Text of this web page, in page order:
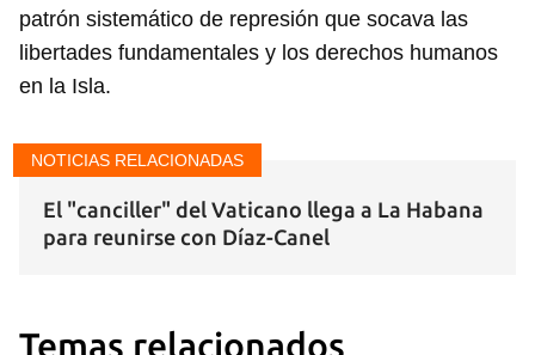
patrón sistemático de represión que socava las
libertades fundamentales y los derechos humanos
en la Isla.
NOTICIAS RELACIONADAS
El "canciller" del Vaticano llega a La Habana
para reunirse con Díaz-Canel
Temas relacionados